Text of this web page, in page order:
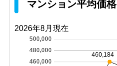
マンション平均価
2026年8月現在
460,000
480,000
500,000
460,184